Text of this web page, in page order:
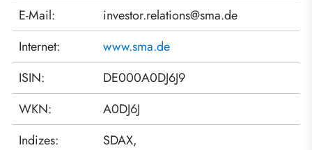
E-Mail:
investor.relations@sma.de
Internet:
www.sma.de
ISIN:
DE000A0DJ6J9
WKN:
A0DJ6J
Indizes:
SDAX,